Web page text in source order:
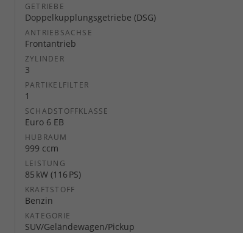
GETRIEBE
Doppelkupplungsgetriebe (DSG)
ANTRIEBSACHSE
Frontantrieb
ZYLINDER
3
PARTIKELFILTER
1
SCHADSTOFFKLASSE
Euro 6 EB
HUBRAUM
999 ccm
LEISTUNG
85 kW (116 PS)
KRAFTSTOFF
Benzin
KATEGORIE
SUV/Geländewagen/Pickup